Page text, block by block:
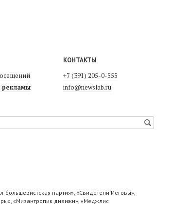
КОНТАКТЫ
+7 (391) 205-0-555
info@newslab.ru
партия», «Свидетели Иеговы»,
«Мизантропик дивижн», «Меджлис